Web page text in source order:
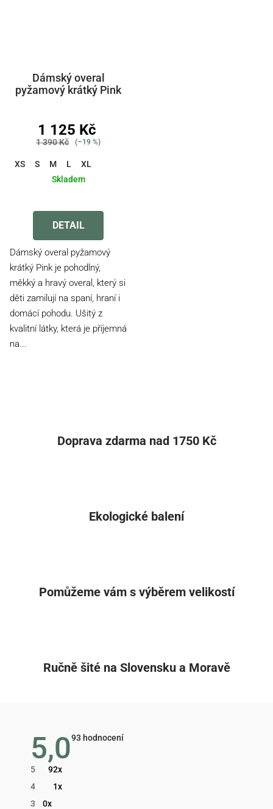
Dámský overal
pyžamový krátký Pink
1 125 Kč
1 390 Kč (–19 %)
XS S M L
XL
Skladem
hodnocení
produktu
5,0
z
5
hvězdiček.
DETAIL
Dámský overal pyžamový
krátký Pink je pohodlný,
měkký a hravý overal, který si
děti zamilují na spaní, hraní i
domácí pohodu. Ušitý z
kvalitní látky, která je příjemná
na...
Doprava zdarma nad 1750 Kč
Ekologické balení
Pomůžeme vám s výběrem velikostí
Ručně šité na Slovensku a Moravě
5,0Průměrné
93 hodnocení
5
92x
4
1x
3
0x